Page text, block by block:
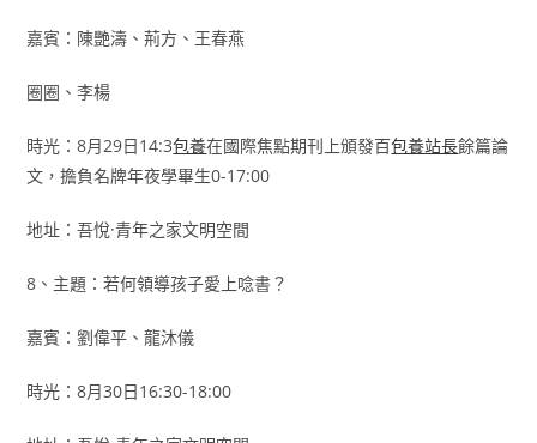
嘉賓：陳艷濤、荊方、王春燕
圈圈、李楊
時光：8月29日14:3包養在國際焦點期刊上頒發百包養站長餘篇論
文，擔負名牌年夜學畢生0-17:00
地址：吾悅·青年之家文明空間
8、主題：若何領導孩子愛上唸書？
嘉賓：劉偉平、龍沐儀
時光：8月30日16:30-18:00